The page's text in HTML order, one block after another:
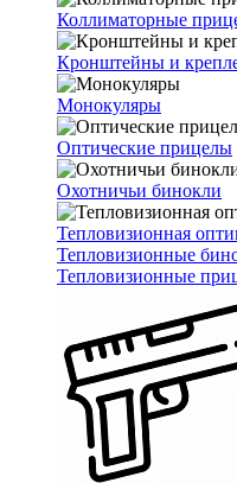
Коллиматорные
Кронштейны и
Монокуляры
Оптические прицелы
Охотничьи бинокли
Тепловизионная
Тепловизионные
Тепловизионные